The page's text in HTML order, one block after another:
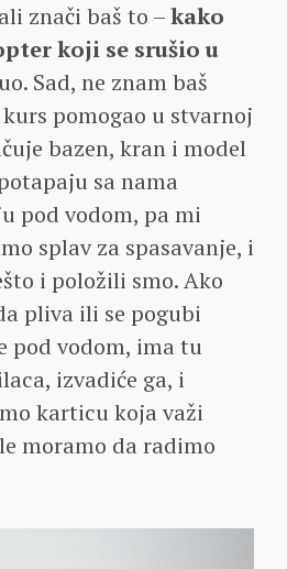
znači baš to –kako
koji se srušio u
Sad, ne znam baš
pomogao u stvarnoj
bazen, kran i model
sa nama
pod vodom, pa mi
splav za spasavanje, i
i položili smo. Ako
pliva ili se pogubi
pod vodom, ima tu
izvadiće ga, i
karticu koja važi
moramo da radimo